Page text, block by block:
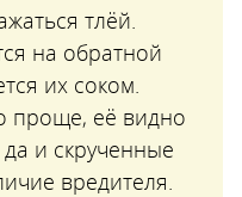
тлёй.
на обратной
их соком.
проще, её видно
и скрученные
вредителя.